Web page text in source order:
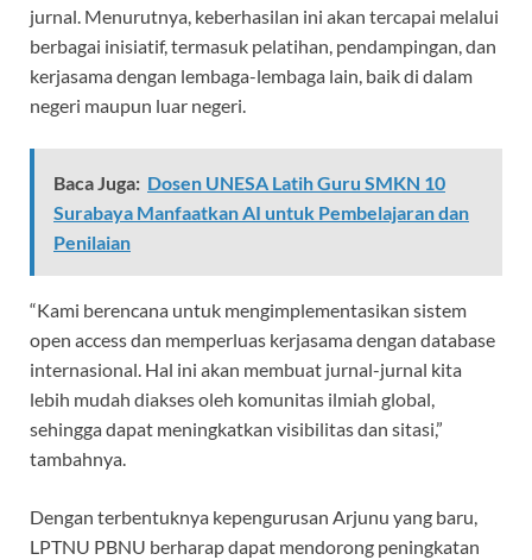
jurnal. Menurutnya, keberhasilan ini akan tercapai melalui
berbagai inisiatif, termasuk pelatihan, pendampingan, dan
kerjasama dengan lembaga-lembaga lain, baik di dalam
negeri maupun luar negeri.
Baca Juga: Dosen UNESA Latih Guru SMKN 10
Surabaya Manfaatkan AI untuk Pembelajaran dan
Penilaian
“Kami berencana untuk mengimplementasikan sistem
open access dan memperluas kerjasama dengan database
internasional. Hal ini akan membuat jurnal-jurnal kita
lebih mudah diakses oleh komunitas ilmiah global,
sehingga dapat meningkatkan visibilitas dan sitasi,”
tambahnya.
Dengan terbentuknya kepengurusan Arjunu yang baru,
LPTNU PBNU berharap dapat mendorong peningkatan